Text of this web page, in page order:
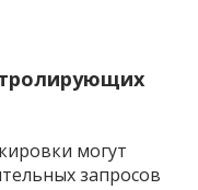
могут
запросов